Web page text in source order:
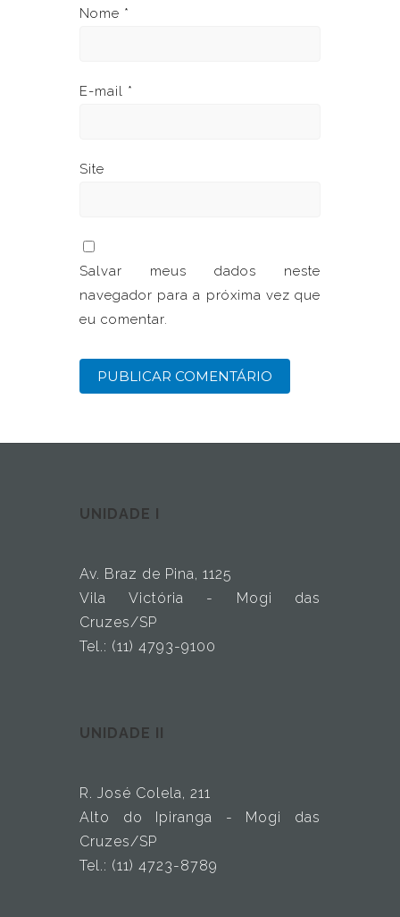
Nome *
E-mail *
Site
Salvar meus dados neste
navegador para a próxima vez que
eu comentar.
UNIDADE I
Av. Braz de Pina, 1125
Vila Victória - Mogi das
Cruzes/SP
Tel.: (11) 4793-9100
UNIDADE II
R. José Colela, 211
Alto do Ipiranga - Mogi das
Cruzes/SP
Tel.: (11) 4723-8789